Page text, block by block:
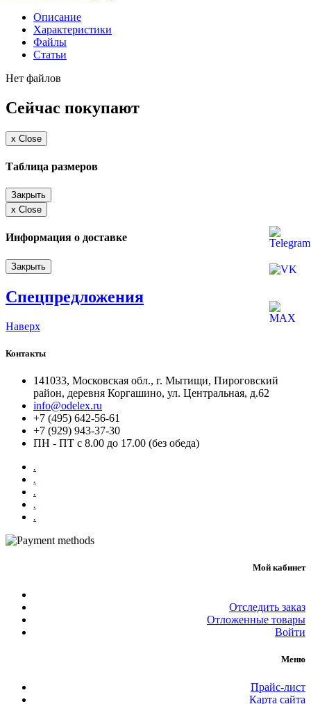
Описание
Характеристики
Файлы
Статьи
Нет файлов
Сейчас покупают
x Close
Таблица размеров
Закрыть
x Close
Информация о доставке
Закрыть
Спецпредложения
Наверх
Контакты
141033, Московская обл., г. Мытищи, Пироговский
район, деревня Коргашино, ул. Центральная, д.62
info@odelex.ru
+7 (495) 642-56-61
+7 (929) 943-37-30
ПН - ПТ с 8.00 до 17.00 (без обеда)
.
.
.
.
.
Мой кабинет
Отследить заказ
Отложенные товары
Войти
Меню
Прайс-лист
Карта сайта